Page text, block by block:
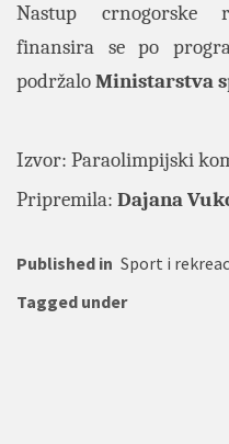
Nastup crnogorske
finansira se po
podržaloMinistarstva
Izvor: Paraolimpijski
Pripremila: Dajana
Published in Sport i
Tagged under